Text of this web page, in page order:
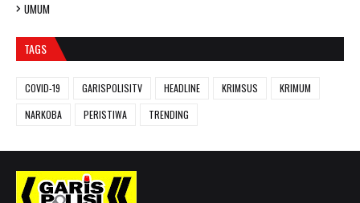
UMUM
TAGS
COVID-19 GARISPOLISITV HEADLINE KRIMSUS
KRIMUM
NARKOBA
PERISTIWA TRENDING